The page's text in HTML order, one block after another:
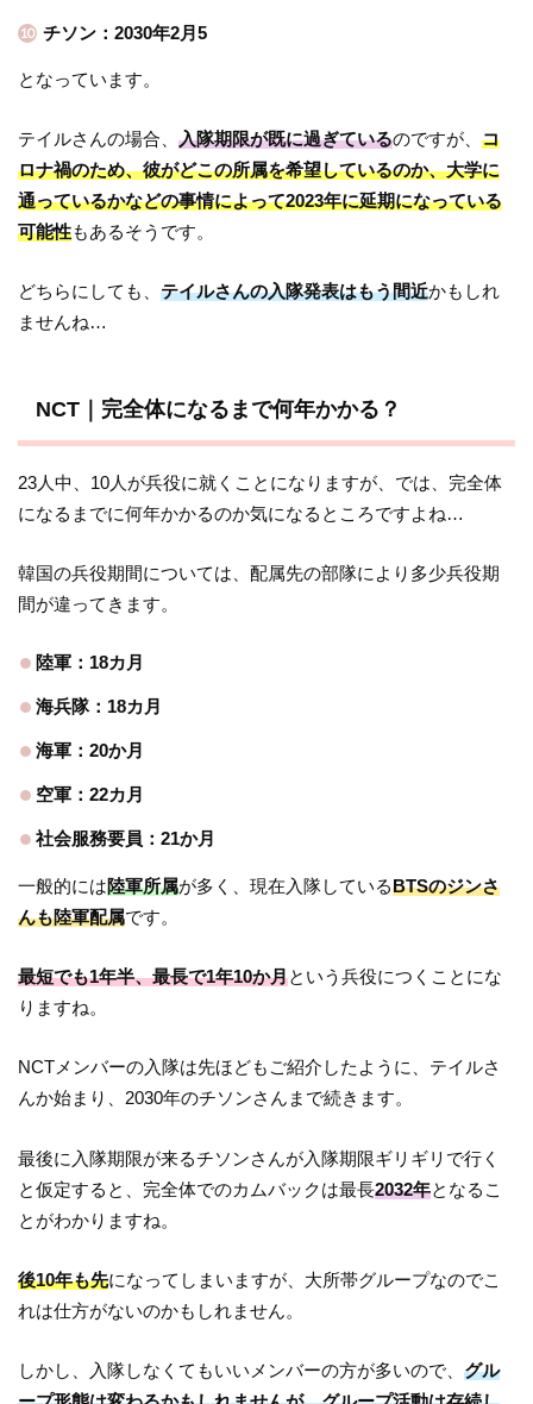
チソン：2030年2月5
となっています。
テイルさんの場合、入隊期限が既に過ぎているのですが、コ
ロナ禍のため、彼がどこの所属を希望しているのか、大学に
通っているかなどの事情によって2023年に延期になっている
可能性もあるそうです。
どちらにしても、テイルさんの入隊発表はもう間近かもしれ
ませんね…
NCT｜完全体になるまで何年かかる？
23人中、10人が兵役に就くことになりますが、では、完全体
になるまでに何年かかるのか気になるところですよね…
韓国の兵役期間については、配属先の部隊により多少兵役期
間が違ってきます。
陸軍：18カ月
海兵隊：18カ月
海軍：20か月
空軍：22カ月
社会服務要員：21か月
一般的には陸軍所属が多く、現在入隊しているBTSのジンさ
んも陸軍配属です。
最短でも1年半、最長で1年10か月という兵役につくことにな
りますね。
NCTメンバーの入隊は先ほどもご紹介したように、テイルさ
んか始まり、2030年のチソンさんまで続きます。
最後に入隊期限が来るチソンさんが入隊期限ギリギリで行く
と仮定すると、完全体でのカムバックは最長2032年となるこ
とがわかりますね。
後10年も先になってしまいますが、大所帯グループなのでこ
れは仕方がないのかもしれません。
しかし、入隊しなくてもいいメンバーの方が多いので、グル